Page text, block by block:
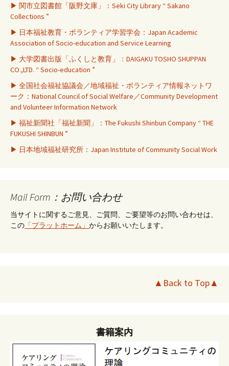
▶ 関市立図書館「阪野文庫」：Seki City Library “ Sakano
Collections ”
▶ 日本福祉教育・ボランティア学習学会：Japan Academic
Association of Socio-education and Service Learning
▶ 大学図書出版「ふくしと教育」：DAIGAKU TOSHO SHUPPAN
CO.,LTD. “ Socio-education ”
▶ 全国社会福祉協議会／地域福祉・ボランティア情報ネットワ
ーク：National Council of Social Welfare／Community Development
and Volunteer Information Network
▶ 福祉新聞社「福祉新聞」：The Fukushi Shinbun Company “ THE
FUKUSHI SHINBUN ”
▶ 日本地域福祉研究所：Japan Institute of Community Social Work
Mail Form：お問い合わせ
当サイトに関するご意見、ご質問、ご要望等のお問い合わせは、
この 「プラットホーム」 からお願いいたします。
▲Back to Top▲
書籍案内